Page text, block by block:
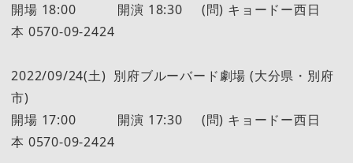
開場 18:00 開演 18:30 (問) キョードー西日
本 0570-09-2424
2022/09/24(土) 別府ブルーバード劇場 (大分県・別府
市)
開場 17:00 開演 17:30 (問) キョードー西日
本 0570-09-2424